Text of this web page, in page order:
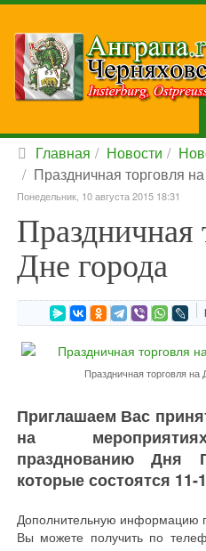
Главная Новости
Праздничная торговля
Понедельник, 10 августа 2015 18:31
Праздничная
Дне города
Праздничная торговля на
Приглашаем Вас
на
празднованию Дня
которые состоятся 11-
Дополнительную информацию
Вы можете получить по